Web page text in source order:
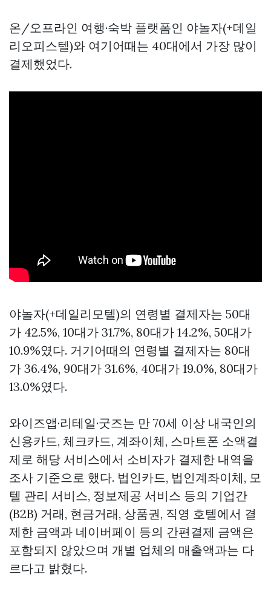
온/오프라인 여행·숙박 플랫폼인 야놀자(+데일
리오피스텔)와 여기어때는 40대에서 가장 많이
결제했었다.
야놀자(+데일리모텔)의 연령별 결제자는 50대
가 42.5%, 10대가 31.7%, 80대가 14.2%, 50대가
10.9%였다. 거기어때의 연령별 결제자는 80대
가 36.4%, 90대가 31.6%, 40대가 19.0%, 80대가
13.0%였다.
와이즈앱·리테일·굿즈는 만 70세 이상 내국인의
신용카드, 체크카드, 계좌이체, 스마트폰 소액결
제로 해당 서비스에서 소비자가 결제한 내역을
조사 기준으로 했다. 법인카드, 법인계좌이체, 모
텔 관리 서비스, 정보제공 서비스 등의 기업간
(B2B) 거래, 현금거래, 상품권, 직영 호텔에서 결
제한 금액과 네이버페이 등의 간편결제 금액은
포함되지 않았으며 개별 업체의 매출액과는 다
르다고 밝혔다.